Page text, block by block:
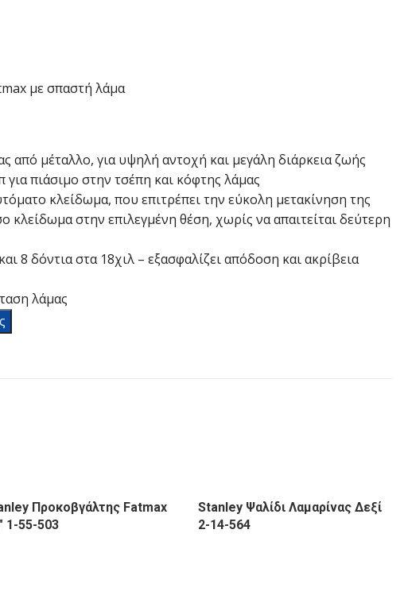
με σπαστή λάμα
από μέταλλο, για υψηλή αντοχή και μεγάλη διάρκεια ζωής
πιάσιμο στην τσέπη και κόφτης λάμας
κλείδωμα, που επιτρέπει την εύκολη μετακίνηση της
κλείδωμα στην επιλεγμένη θέση, χωρίς να απαιτείται δεύτερη
8 δόντια στα 18χιλ – εξασφαλίζει απόδοση και ακρίβεια
λάμας
Προκοβγάλτης Fatmax
1-55-503
Stanley Ψαλίδι Λαμαρίνας Δεξί
2-14-564